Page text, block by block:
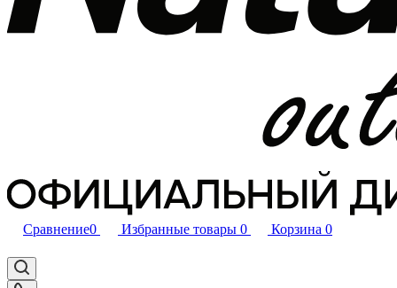
Сравнение0 Избранные товары 0 Корзина 0